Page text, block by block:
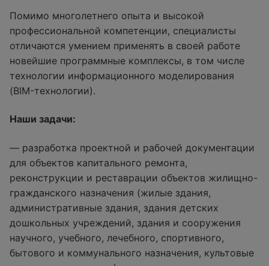
Помимо многолетнего опыта и высокой
профессиональной компетенции, специалисты
отличаются умением применять в своей работе
новейшие программные комплексы, в том числе
технологии информационного моделирования
(BIM-технологии).
Наши задачи:
— разработка проектной и рабочей документации
для объектов капитального ремонта,
реконструкции и реставрации объектов жилищно-
гражданского назначения (жилые здания,
административные здания, здания детских
дошкольных учреждений, здания и сооружения
научного, учебного, лечебного, спортивного,
бытового и коммунального назначения, культовые